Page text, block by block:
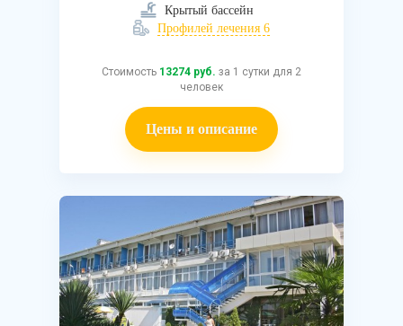
Крытый бассейн
Профилей лечения 6
Стоимость 13274 руб. за 1 сутки для 2
человек
Цены и описание